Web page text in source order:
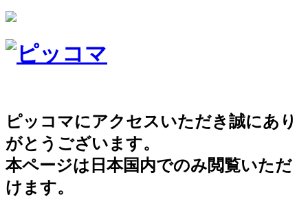
ピッコマにアクセスいただき誠にあり
がとうございます。
本ページは日本国内でのみ閲覧いただ
けます。